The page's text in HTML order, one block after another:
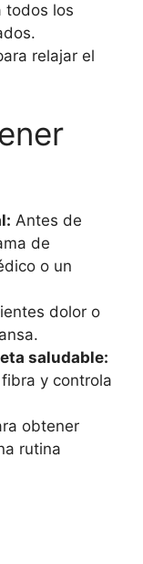
todos los
relajar el
Antes de
de
o un
dolor o
saludable:
y controla
obtener
rutina